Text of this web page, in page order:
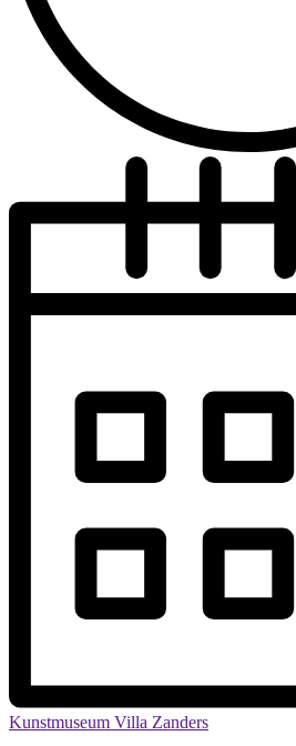
Kunstmuseum Villa Zanders